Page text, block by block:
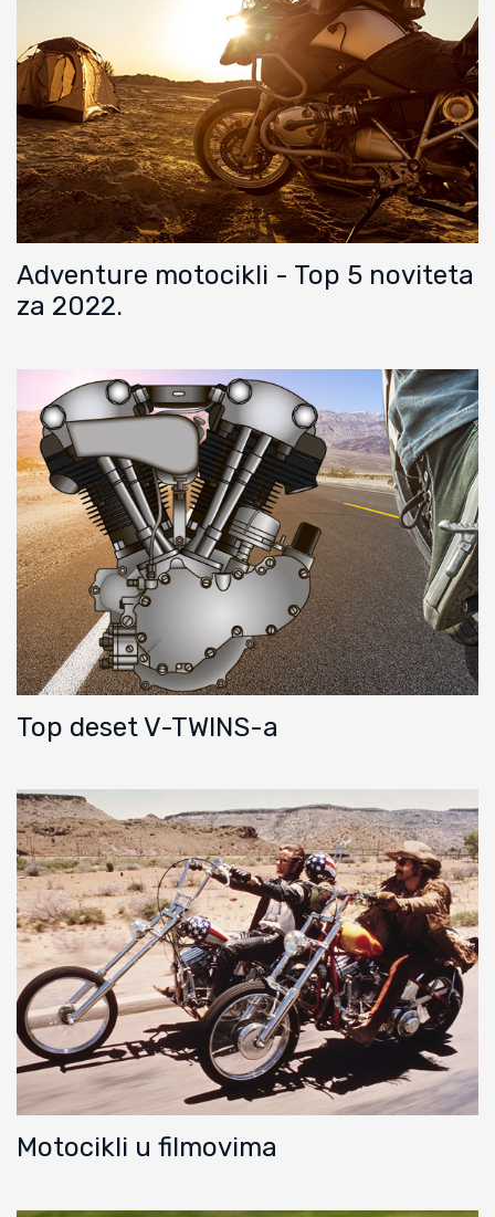
Adventure motocikli - Top 5 noviteta
za 2022.
Top deset V-TWINS-a
Motocikli u filmovima